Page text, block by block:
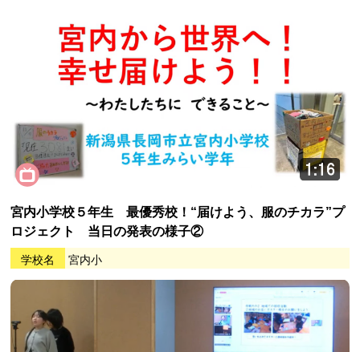
宮内小学校５年生 最優秀校！“届けよう、服のチカラ”プ
ロジェクト 当日の発表の様子②
学校名 宮内小